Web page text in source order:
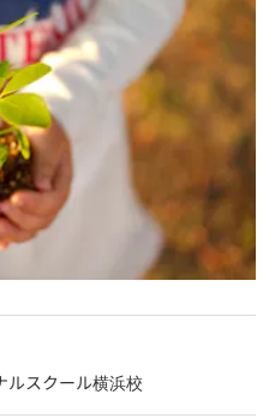
ルスクール横浜校